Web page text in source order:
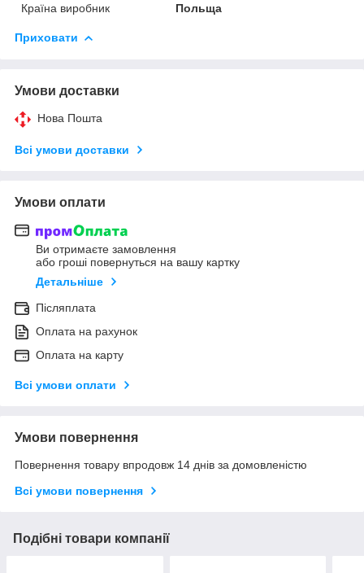
Країна виробник
Польща
Приховати
Умови доставки
Нова Пошта
Всі умови доставки
Умови оплати
Ви отримаєте замовлення
або гроші повернуться на вашу картку
Детальніше
Післяплата
Оплата на рахунок
Оплата на карту
Всі умови оплати
Умови повернення
Повернення товару впродовж 14 днів за домовленістю
Всі умови повернення
Подібні товари компанії